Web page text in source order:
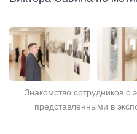
Знакомство сотрудников
представленными в